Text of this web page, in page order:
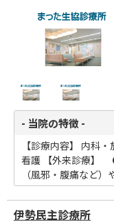
- 当院の特徴 -
【診療内容】 内科
看護 【外来診療】
（風邪・腹痛など）
伊勢民主診療所